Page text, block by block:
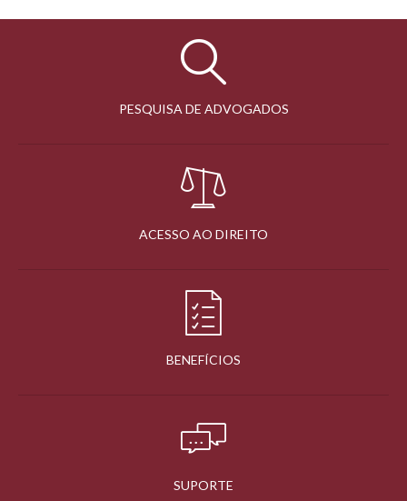
PESQUISA DE ADVOGADOS
ACESSO AO DIREITO
BENEFÍCIOS
SUPORTE